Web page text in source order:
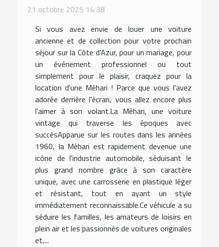
21 octobre 2025 14:38
Si vous avez envie de louer une voiture
ancienne et de collection pour votre prochain
séjour sur la Côte d'Azur, pour un mariage, pour
un événement professionnel ou tout
simplement pour le plaisir, craquez pour la
location d'une Méhari ! Parce que vous l'avez
adorée derrière l'écran, vous allez encore plus
l'aimer à son volant.La Méhari, une voiture
vintage qui traverse les époques avec
succèsApparue sur les routes dans les années
1960, la Méhari est rapidement devenue une
icône de l'industrie automobile, séduisant le
plus grand nombre grâce à son caractère
unique, avec une carrosserie en plastique léger
et résistant, tout en ayant un style
immédiatement reconnaissable.Ce véhicule a su
séduire les familles, les amateurs de loisirs en
plein air et les passionnés de voitures originales
et,...